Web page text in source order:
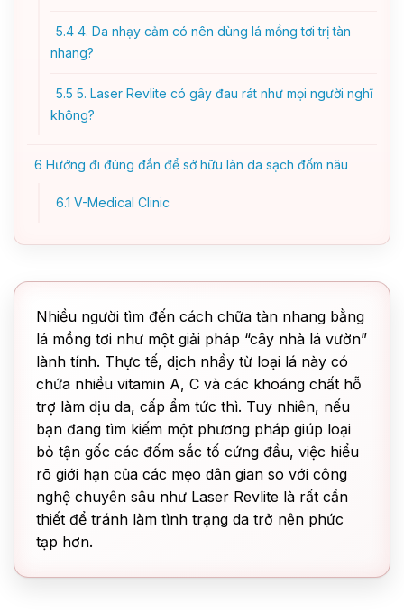
5.4 4. Da nhạy cảm có nên dùng lá mồng tơi trị tàn
nhang?
5.5 5. Laser Revlite có gây đau rát như mọi người nghĩ
không?
6 Hướng đi đúng đắn để sở hữu làn da sạch đốm nâu
6.1 V-Medical Clinic
Nhiều người tìm đến cách chữa tàn nhang bằng
lá mồng tơi như một giải pháp “cây nhà lá vườn”
lành tính. Thực tế, dịch nhầy từ loại lá này có
chứa nhiều vitamin A, C và các khoáng chất hỗ
trợ làm dịu da, cấp ẩm tức thì. Tuy nhiên, nếu
bạn đang tìm kiếm một phương pháp giúp loại
bỏ tận gốc các đốm sắc tố cứng đầu, việc hiểu
rõ giới hạn của các mẹo dân gian so với công
nghệ chuyên sâu như Laser Revlite là rất cần
thiết để tránh làm tình trạng da trở nên phức
tạp hơn.